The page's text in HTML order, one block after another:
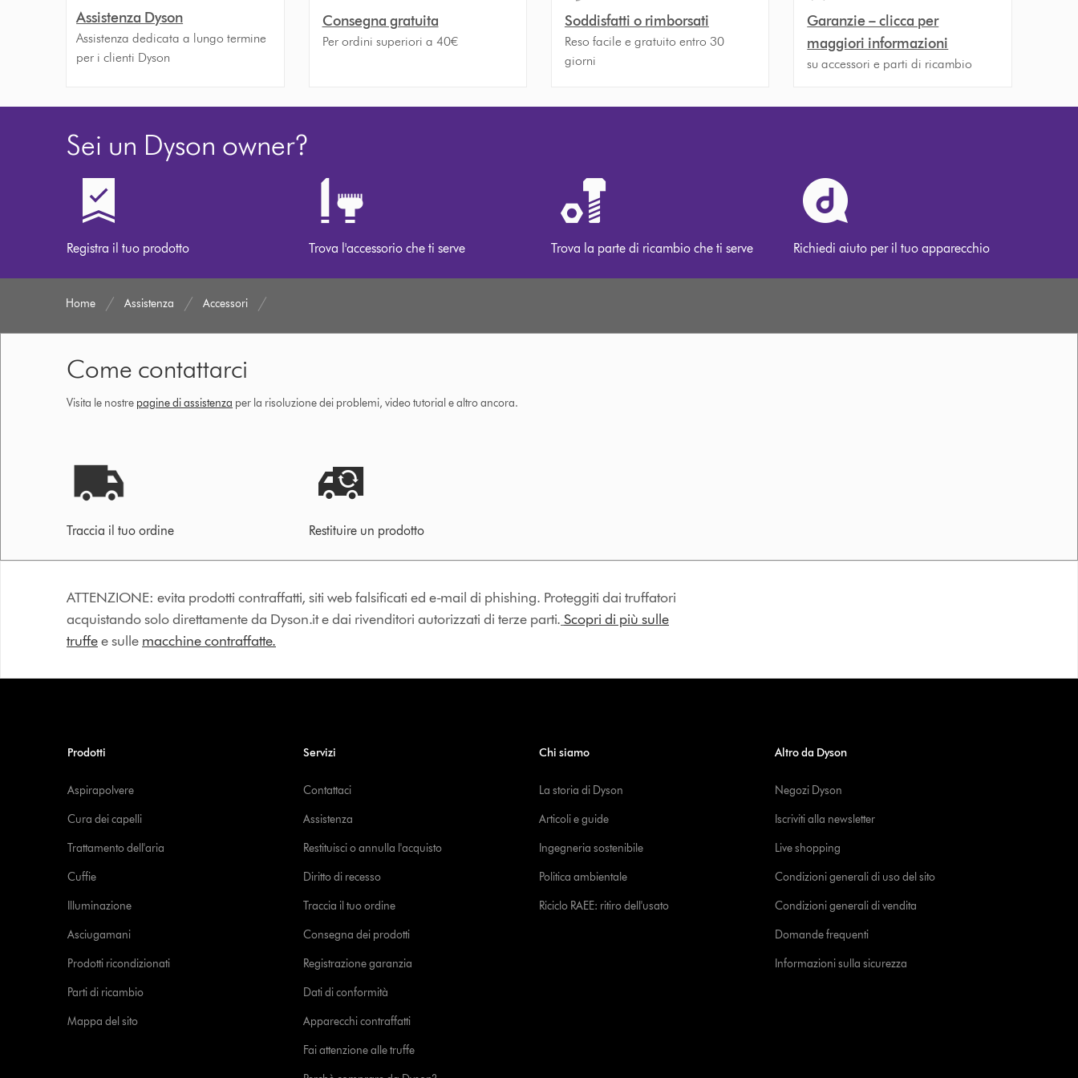
Assistenza Dyson
Assistenza dedicata a lungo termine
per i clienti Dyson
Consegna gratuita
Per ordini superiori a 40€
Soddisfatti o rimborsati
Reso facile e gratuito entro 30
giorni
Garanzie – clicca per
maggiori informazioni
su accessori e parti di ricambio
Sei un Dyson owner?
Registra il tuo prodotto Trova l'accessorio che ti serve Trova la parte di ricambio che ti serve Richiedi aiuto per il tuo apparecchio
Home Assistenza Accessori
Come contattarci
Visita le nostre pagine di assistenza per la risoluzione dei problemi, video tutorial e altro ancora.
Traccia il tuo ordine Restituire un prodotto
ATTENZIONE: evita prodotti contraffatti, siti web falsificati ed e-mail di phishing. Proteggiti dai truffatori
acquistando solo direttamente da Dyson.it e dai rivenditori autorizzati di terze parti. Scopri di più sulle
truffee sulle macchine contraffatte.
Prodotti
Aspirapolvere
Cura dei capelli
Trattamento dell'aria
Cuffie
Illuminazione
Asciugamani
Prodotti ricondizionati
Parti di ricambio
Mappa del sito
Servizi
Contattaci
Assistenza
Restituisci o annulla l'acquisto
Diritto di recesso
Traccia il tuo ordine
Consegna dei prodotti
Registrazione garanzia
Dati di conformità
Apparecchi contraffatti
Fai attenzione alle truffe
Chi siamo
La storia di Dyson
Articoli e guide
Ingegneria sostenibile
Politica ambientale
Riciclo RAEE: ritiro dell'usato
Altro da Dyson
Negozi Dyson
Iscriviti alla newsletter
Live shopping
Condizioni generali di uso del sito
Condizioni generali di vendita
Domande frequenti
Informazioni sulla sicurezza